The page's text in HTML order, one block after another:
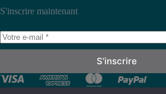
S'inscrire maintenant
S’inscrire